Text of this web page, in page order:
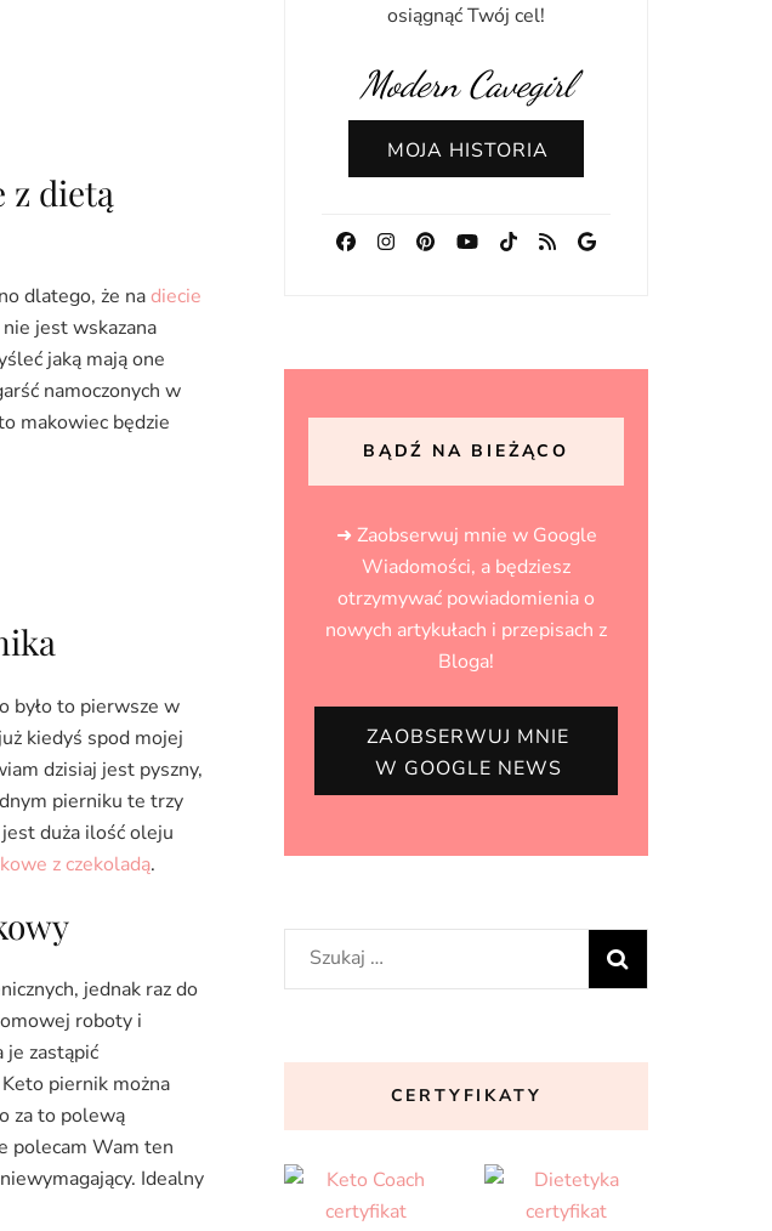
z dietą
dlatego, że nadiecie
jest wskazana
jaką mają one
namoczonych w
makowiec będzie
było to pierwsze w
kiedyś spod mojej
dzisiaj jest pyszny,
pierniku te trzy
duża ilość oleju
z czekoladą.
jednak raz do
roboty i
je zastąpić
Keto piernik można
za to polewą
polecam Wam ten
Idealny
osiągnąć Twój cel!
Modern Cavegirl
MOJA HISTORIA
BĄDŹ NA BIEŻĄCO
➜ Zaobserwuj mnie w Google
Wiadomości, a będziesz
otrzymywać powiadomienia o
nowych artykułach i przepisach z
Bloga!
ZAOBSERWUJ MNIE
W GOOGLE NEWS
Szukaj:
CERTYFIKATY